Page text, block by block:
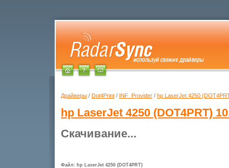
Драйверы / Dot4Print / INF_Provider / hp LaserJet 4250
hp LaserJet 4250 (DOT4PRT)
Скачивание...
Файл: hp LaserJet 4250 (DOT4PRT)